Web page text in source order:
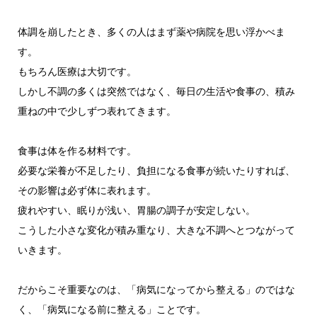
体調を崩したとき、多くの人はまず薬や病院を思い浮かべま
す。
もちろん医療は大切です。
しかし不調の多くは突然ではなく、毎日の生活や食事の、積み
重ねの中で少しずつ表れてきます。
食事は体を作る材料です。
必要な栄養が不足したり、負担になる食事が続いたりすれば、
その影響は必ず体に表れます。
疲れやすい、眠りが浅い、胃腸の調子が安定しない。
こうした小さな変化が積み重なり、大きな不調へとつながって
いきます。
だからこそ重要なのは、「病気になってから整える」のではな
く、「病気になる前に整える」ことです。